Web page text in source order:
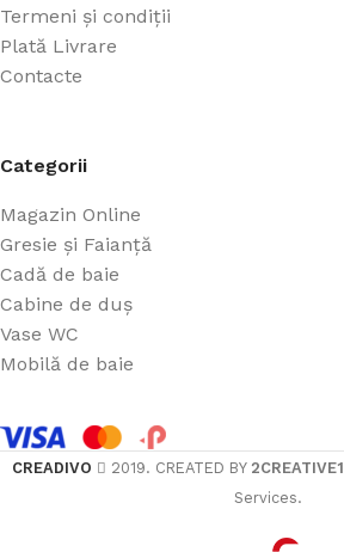
Termeni și condiții
Plată Livrare
Contacte
Categorii
Magazin Online
Gresie și Faianță
Cadă de baie
Cabine de duș
Vase WC
Mobilă de baie
CREADIVO 2019. CREATED BY 2CREATIVE1
Services.